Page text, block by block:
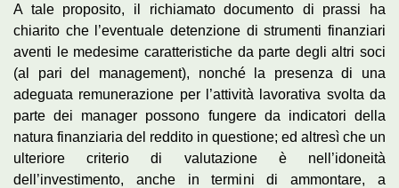
A tale proposito, il richiamato documento di prassi ha
chiarito che l’eventuale detenzione di strumenti finanziari
aventi le medesime caratteristiche da parte degli altri soci
(al pari del management), nonché la presenza di una
adeguata remunerazione per l’attività lavorativa svolta da
parte dei manager possono fungere da indicatori della
natura finanziaria del reddito in questione; ed altresì che un
ulteriore criterio di valutazione è nell’idoneità
dell’investimento, anche in termini di ammontare, a